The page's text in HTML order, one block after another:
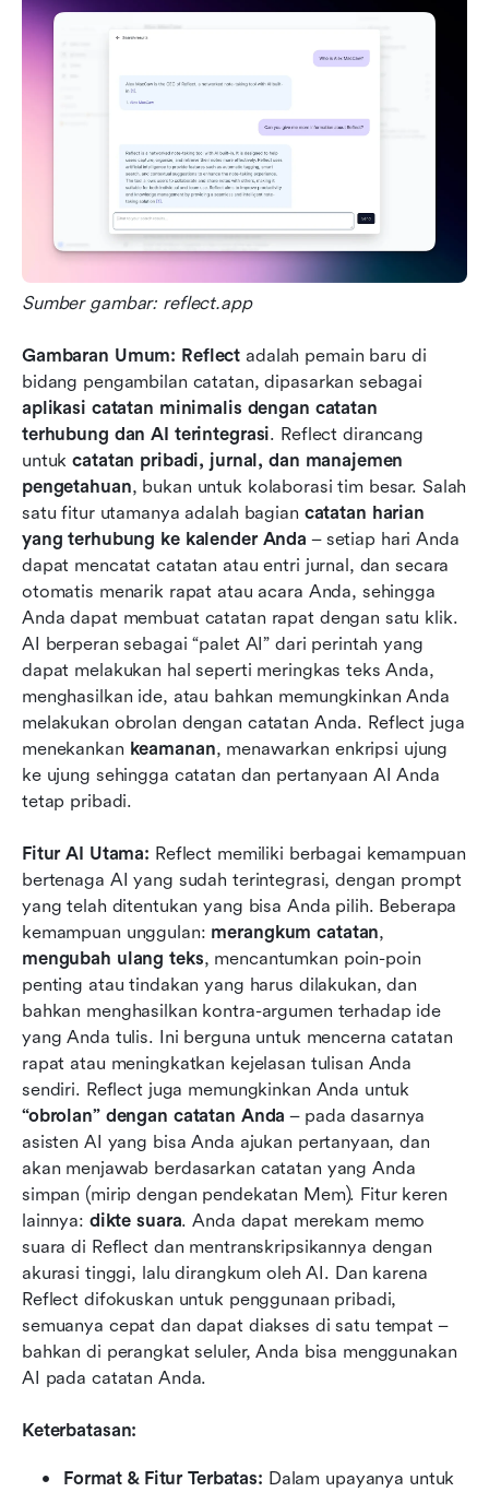
Sumber gambar: reflect.app
Gambaran Umum: Reflect adalah pemain baru di
aplikasi catatan minimalis dengan catatan
terhubung dan AI terintegrasi. Reflect dirancang
untuk catatan pribadi, jurnal, dan manajemen
pengetahuan, bukan untuk kolaborasi tim besar. Salah
satu fitur utamanya adalah bagian catatan harian
yang terhubung ke kalender Anda – setiap hari Anda
dapat mencatat catatan atau entri jurnal, dan secara
otomatis menarik rapat atau acara Anda, sehingga
Anda dapat membuat catatan rapat dengan satu klik.
AI berperan sebagai “palet AI” dari perintah yang
dapat melakukan hal seperti meringkas teks Anda,
menghasilkan ide, atau bahkan memungkinkan Anda
melakukan obrolan dengan catatan Anda. Reflect juga
menekankan keamanan, menawarkan enkripsi ujung
ke ujung sehingga catatan dan pertanyaan AI Anda
tetap pribadi.
Fitur AI Utama: Reflect memiliki berbagai kemampuan
bertenaga AI yang sudah terintegrasi, dengan prompt
yang telah ditentukan yang bisa Anda pilih. Beberapa
kemampuan unggulan: merangkum catatan
mengubah ulang teks, mencantumkan poin-poin
penting atau tindakan yang harus dilakukan, dan
bahkan menghasilkan kontra-argumen terhadap ide
yang Anda tulis. Ini berguna untuk mencerna catatan
rapat atau meningkatkan kejelasan tulisan Anda
“obrolan” dengan catatan Anda – pada dasarnya
asisten AI yang bisa Anda ajukan pertanyaan, dan
akan menjawab berdasarkan catatan yang Anda
simpan (mirip dengan pendekatan Mem). Fitur keren
lainnya: dikte suara. Anda dapat merekam memo
suara di Reflect dan mentranskripsikannya dengan
akurasi tinggi, lalu dirangkum oleh AI. Dan karena
Reflect difokuskan untuk penggunaan pribadi,
semuanya cepat dan dapat diakses di satu tempat –
bahkan di perangkat seluler, Anda bisa menggunakan
AI pada catatan Anda.
Keterbatasan:
Format & Fitur Terbatas: Dalam upayanya untuk